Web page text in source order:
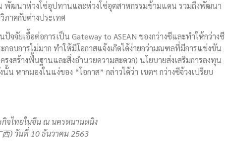
พัฒนาห่วงโซ่อุปทานและห่วงโซ่อุตสาหกรรมข้ามแดน รวมถึงพัฒนา
ภาคกับต่างประเทศ
จจัยเอื้อต่อการเป็น Gateway to ASEAN ของกว่างซีและทำให้กว่างซี
กอบการไม่มาก ทำให้มีโอกาสแจ้งเกิดได้ง่ายกว่ามณฑลที่มีการแข่งขัน
งสร้างพื้นฐานและสิ่งอำนวยความสะดวก) นโยบายส่งเสริมการลงทุน
หากมองในแง่ของ “โอกาส” กล่าวได้ว่า เขตฯ กว่างซีจ้วงเปรียบ
จไทยในจีน ณ นครหนานหนิง
西) วันที่ 10 ธันวาคม 2563